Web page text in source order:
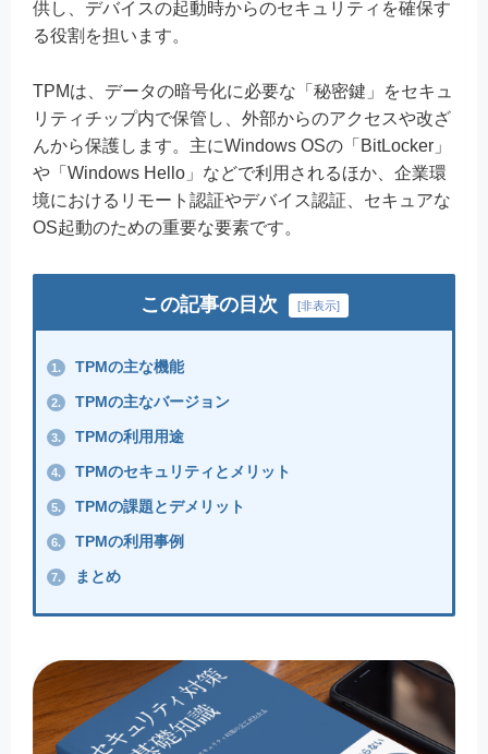
供し、デバイスの起動時からのセキュリティを確保す
る役割を担います。
TPMは、データの暗号化に必要な「秘密鍵」をセキュ
リティチップ内で保管し、外部からのアクセスや改ざ
んから保護します。主にWindows OSの「BitLocker」
や「Windows Hello」などで利用されるほか、企業環
境におけるリモート認証やデバイス認証、セキュアな
OS起動のための重要な要素です。
この記事の目次 [非表示]
1. TPMの主な機能
2. TPMの主なバージョン
3. TPMの利用用途
4. TPMのセキュリティとメリット
5. TPMの課題とデメリット
6. TPMの利用事例
7. まとめ